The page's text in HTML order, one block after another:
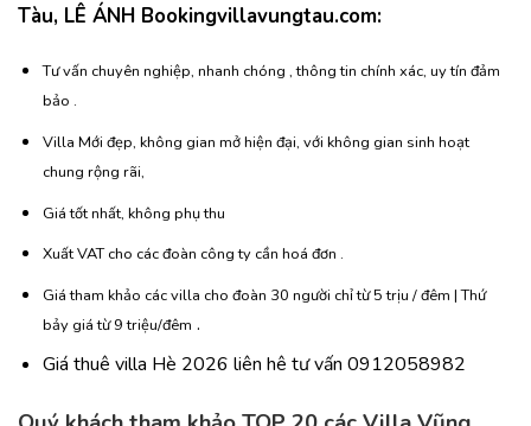
Tàu, LÊ ÁNH Bookingvillavungtau.com:
Tư vấn chuyên nghiệp, nhanh chóng , thông tin chính xác, uy tín đảm
bảo .
Villa Mới đẹp, không gian mở hiện đại, với không gian sinh hoạt
chung rộng rãi,
Giá tốt nhất, không phụ thu
Xuất VAT cho các đoàn công ty cần hoá đơn .
Giá tham khảo các villa cho đoàn 30 người chỉ từ 5 trịu / đêm | Thứ
bảy giá từ 9 triệu/đêm .
Giá thuê villa Hè 2026 liên hê tư vấn 0912058982